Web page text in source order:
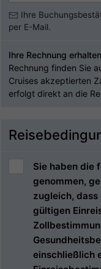
Ihre
per E-Mail.
Ihre Rechnung
Rechnung finden Sie
Cruises akzeptierten
erfolgt direkt an die
Sie haben die
genommen,
zugleich,
gültigen
einschließlich